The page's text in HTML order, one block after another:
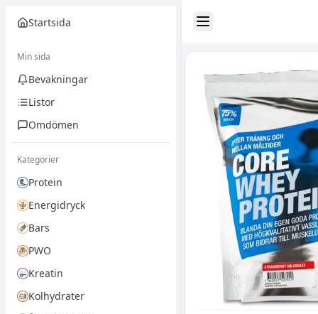
Startsida
Min sida
Bevakningar
Listor
Omdömen
Kategorier
Protein
Energidryck
Bars
PWO
Kreatin
Kolhydrater
Toggle Sidebar